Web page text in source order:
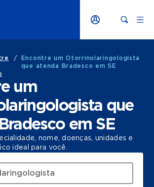
/
Encontre um Otorrinolaringologista
que atenda Bradesco em SE
um
que
em SE
nome, doenças, unidades e
ideal para você.